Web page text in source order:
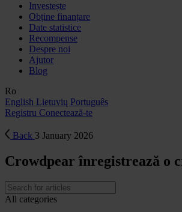
Investește
Obține finanțare
Date statistice
Recompense
Despre noi
Ajutor
Blog
Ro
English Lietuvių Português
Registru Conectează-te
Back 3 January 2026
Crowdpear înregistrează o
All categories